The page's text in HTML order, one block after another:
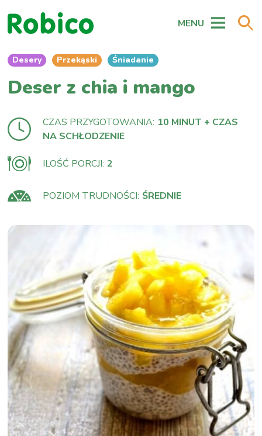
MENU
Desery Przekąski Śniadanie
Deser z chia i mango
CZAS PRZYGOTOWANIA: 10 MINUT + CZAS
NA SCHŁODZENIE
ILOŚĆ PORCJI: 2
POZIOM TRUDNOŚCI: ŚREDNIE